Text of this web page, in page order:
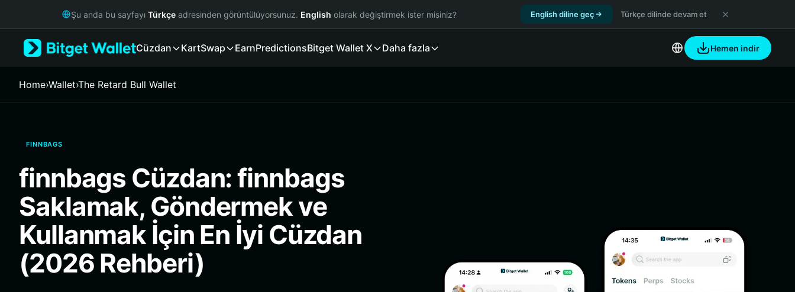
Русский
Italiano
繁體中文
Bahasa Indonesia
ภาษาไทย
Español
Português (Brasil)
Español (Argentina)
Şu anda bu sayfayı Türkçe adresinden görüntülüyorsunuz. English olarak değiştirmek ister misiniz? English diline geç Türkçe dilinde devam et
Cüzdan KartSwap EarnPredictionsBitget Wallet X Daha fazla Hemen indir
Home›Wallet›The Retard Bull Wallet
FINNBAGS
finnbags Cüzdan: finnbags
Saklamak, Göndermek ve
Kullanmak İçin En İyi Cüzdan
(2026 Rehberi)